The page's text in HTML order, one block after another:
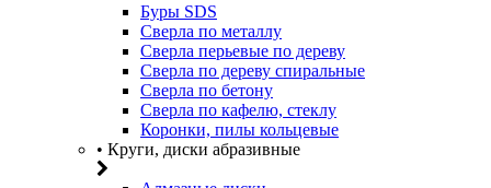
Буры SDS
Сверла по металлу
Сверла перьевые по дереву
Сверла по дереву спиральные
Сверла по бетону
Сверла по кафелю, стеклу
Коронки, пилы кольцевые
• Круги, диски абразивные